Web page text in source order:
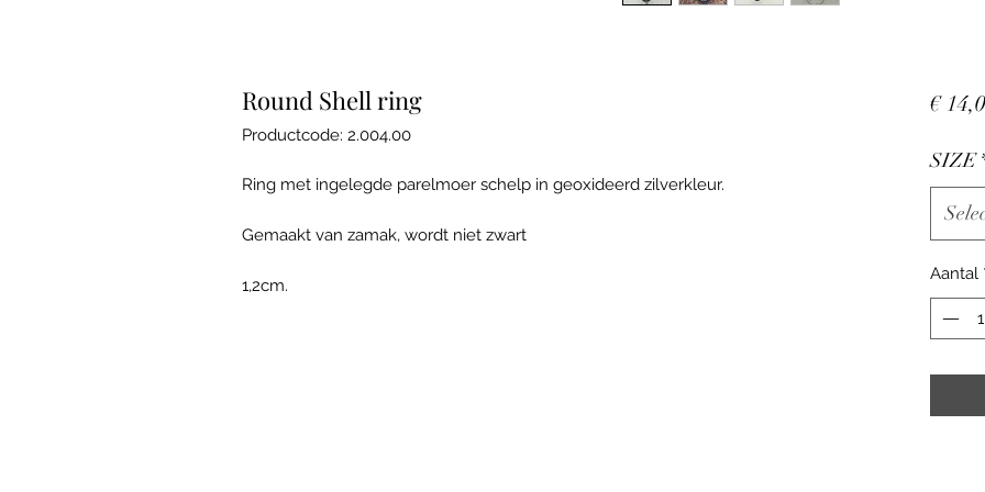
Round Shell ring
Productcode: 2.004.00
Ring met ingelegde parelmoer schelp in geoxideerd zilverkleur.
Gemaakt van zamak, wordt niet zwart
1,2cm.
€
SIZE
Aantal